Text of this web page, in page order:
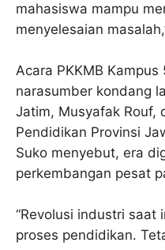
mahasiswa mampu
menyelesaian
Acara PKKMB
narasumber kondang
Jatim, Musyafak Rouf,
Pendidikan Provinsi
Suko menyebut, era
perkembangan pesat
“Revolusi industri saat
proses pendidikan.